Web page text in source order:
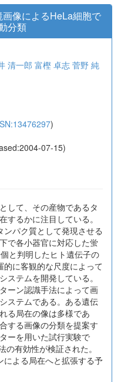
像によるHeLa細胞で
分類
清一郎 富樫 卓志 菅野 純
)
07-15)
して、その産物であるタ
するかに注目している。
パク質として発現させる
で各小器官に対応した蛍
と判明したヒト遺伝子の
に客観的な尺度によって
ステムを開発している。
ーン認識手法によって画
ステムである。ある遺伝
る局在の像は多様であ
する画像の分類を提案す
ーを用いた試行実験で
有効性が検証された。
による局在へと拡張する予